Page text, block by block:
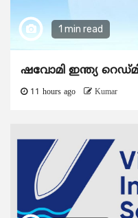
1 min read
ഷവോമി ഇന്ത്യ റെഡ്മി
11 hours ago Kumar